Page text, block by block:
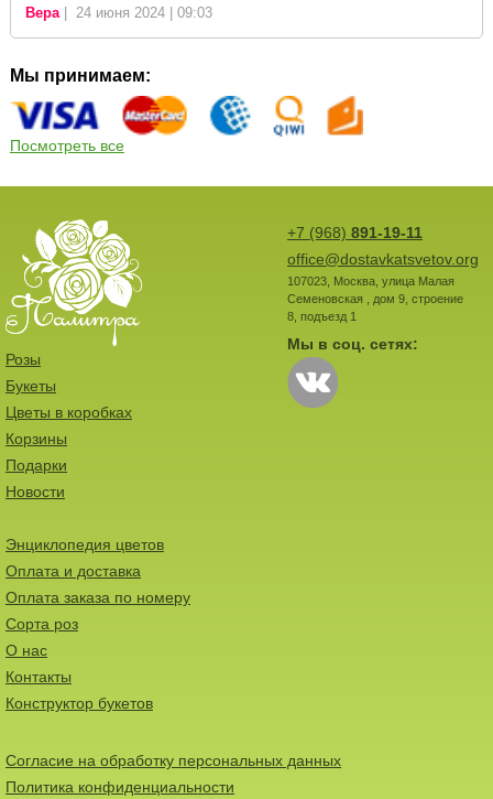
Вера| 24 июня 2024 | 09:03
Мы принимаем:
Посмотреть все
+7 (968) 891-19-11
office@dostavkatsvetov.org
107023, Москва, улица Малая
Семеновская , дом 9, строение
8, подъезд 1
Мы в соц. сетях:
Розы
Букеты
Цветы в коробках
Корзины
Подарки
Новости
Энциклопедия цветов
Оплата и доставка
Оплата заказа по номеру
Сорта роз
О нас
Контакты
Конструктор букетов
Согласие на обработку персональных данных
Политика конфиденциальности